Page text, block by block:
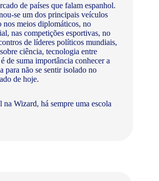
de países que falam espanhol.
se um dos principais veículos
nos meios diplomáticos, no
nas competições esportivas, no
de líderes políticos mundiais,
ciência, tecnologia entre
de suma importância conhecer a
para não se sentir isolado no
de hoje.
na Wizard, há sempre uma escola